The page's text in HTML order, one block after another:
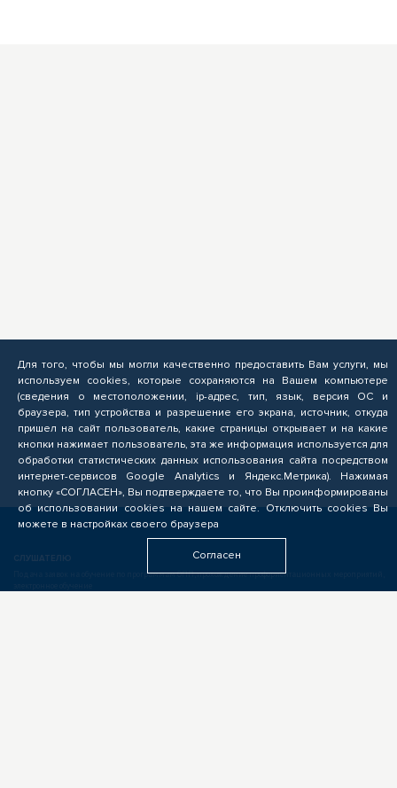
СЛУШАТЕЛЮ
Подача заявок на обучение по программам ОПП, прохождение профориентационных мероприятий,
Для того, чтобы мы могли качественно предоставить Вам услуги, мы
используем cookies, которые сохраняются на Вашем компьютере
(сведения о местоположении, ip-адрес, тип, язык, версия ОС и
браузера, тип устройства и разрешение его экрана, источник, откуда
пришел на сайт пользователь, какие страницы открывает и на какие
кнопки нажимает пользователь, эта же информация используется для
обработки статистических данных использования сайта посредством
интернет-сервисов Google Analytics и Яндекс.Метрика). Нажимая
кнопку «СОГЛАСЕН», Вы подтверждаете то, что Вы проинформированы
об использовании cookies на нашем сайте. Отключить cookies Вы
можете в настройках своего браузера
Согласен